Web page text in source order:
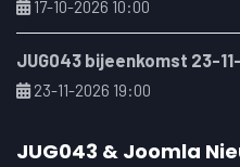
17-10-2026 10:00
JUG043 bijeenkomst 23-
23-11-2026 19:00
JUG043 & Joomla